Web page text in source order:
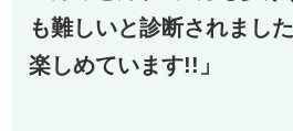
も難しいと診断されまし
楽しめています!!」